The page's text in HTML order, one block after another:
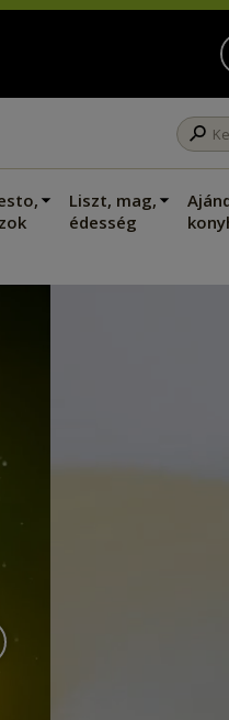
Liszt, mag,
édesség